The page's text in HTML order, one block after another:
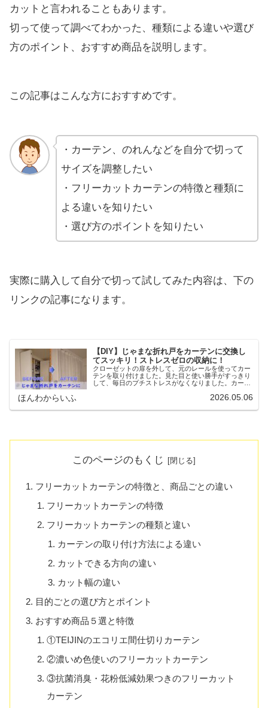
カットと言われることもあります。
切って使って調べてわかった、種類による違いや選び
方のポイント、おすすめ商品を説明します。
この記事はこんな方におすすめです。
・カーテン、のれんなどを自分で切って
サイズを調整したい
・フリーカットカーテンの特徴と種類に
よる違いを知りたい
・選び方のポイントを知りたい
実際に購入して自分で切って試してみた内容は、下の
リンクの記事になります。
【DIY】じゃまな折れ戸をカーテンに交換し
てスッキリ！ストレスゼロの収納に！
クローゼットの扉を外して、元のレールを使ってカー
テンを取り付けました。見た目と使い勝手がすっきり
して、毎日のプチストレスがなくなりました。カーテ
ほんわからいふ 2026.05.06
このページのもくじ
フリーカットカーテンの特徴と、商品ごとの違い
フリーカットカーテンの特徴
フリーカットカーテンの種類と違い
カーテンの取り付け方法による違い
カットできる方向の違い
カット幅の違い
目的ごとの選び方とポイント
おすすめ商品５選と特徴
①TEIJINのエコリエ間仕切りカーテン
②濃いめ色使いのフリーカットカーテン
③抗菌消臭・花粉低減効果つきのフリーカット
カーテン